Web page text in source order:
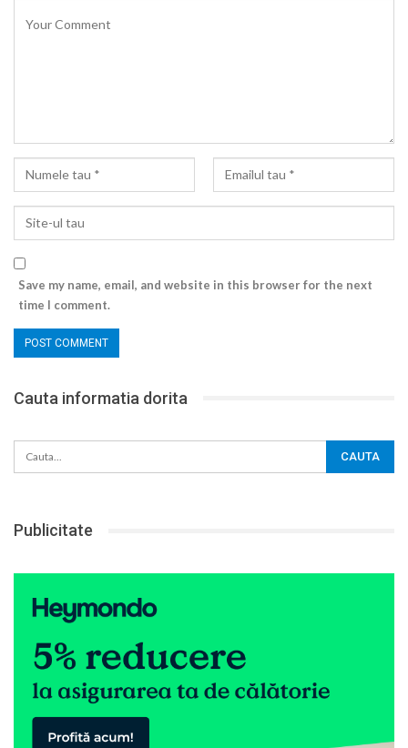
Save my name, email, and website in this browser for the next
time I comment.
Cauta informatia dorita
Publicitate